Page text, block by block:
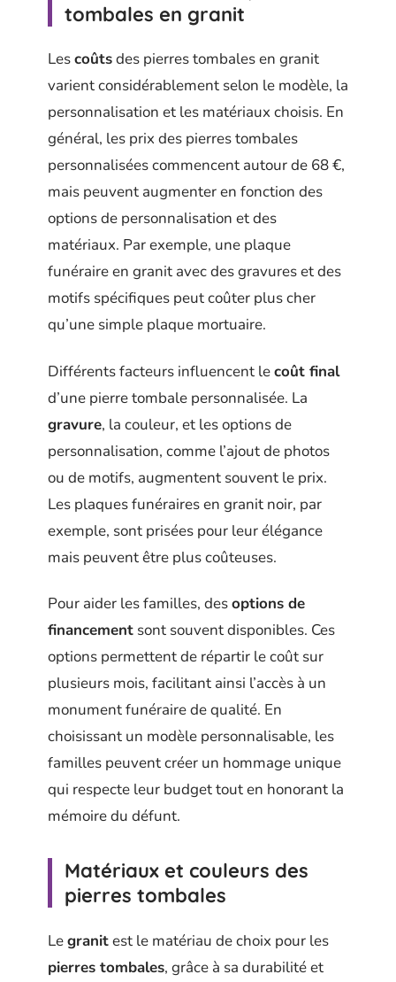
tombales en granit
Lescoûtsdes pierres tombales en granit
varient considérablement selon le modèle, la
personnalisation et les matériaux choisis. En
général, les prix des pierres tombales
personnalisées commencent autour de 68 €,
mais peuvent augmenter en fonction des
options de personnalisation et des
matériaux. Par exemple, une plaque
funéraire en granit avec des gravures et des
motifs spécifiques peut coûter plus cher
qu’une simple plaque mortuaire.
Différents facteurs influencent lecoût final
d’une pierre tombale personnalisée. La
gravure, la couleur, et les options de
personnalisation, comme l’ajout de photos
ou de motifs, augmentent souvent le prix.
Les plaques funéraires en granit noir, par
exemple, sont prisées pour leur élégance
mais peuvent être plus coûteuses.
Pour aider les familles, desoptions de
financement sont souvent disponibles. Ces
options permettent de répartir le coût sur
plusieurs mois, facilitant ainsi l’accès à un
monument funéraire de qualité. En
choisissant un modèle personnalisable, les
familles peuvent créer un hommage unique
qui respecte leur budget tout en honorant la
mémoire du défunt.
Matériaux et couleurs des
pierres tombales
Legranitest le matériau de choix pour les
pierres tombales, grâce à sa durabilité et